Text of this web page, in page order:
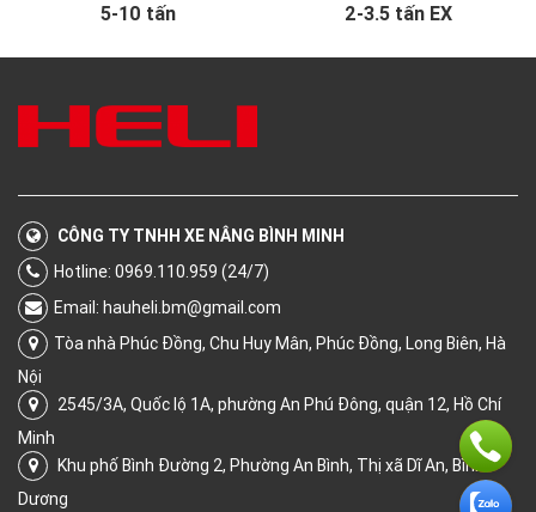
5-10 tấn 2-3.5 tấn EX
CÔNG TY TNHH XE NÂNG BÌNH MINH
Hotline: 0969.110.959 (24/7)
Email: hauheli.bm@gmail.com
Tòa nhà Phúc Đồng, Chu Huy Mân, Phúc Đồng, Long Biên, Hà
Nội
2545/3A, Quốc lộ 1A, phường An Phú Đông, quận 12, Hồ Chí
Minh
Khu phố Bình Đường 2, Phường An Bình, Thị xã Dĩ An, Bình
Dương